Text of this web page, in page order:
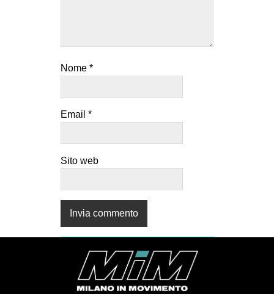
Nome *
Email *
Sito web